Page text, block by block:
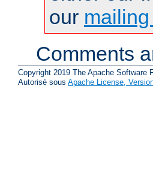
our
Comments
Copyright 2019 The Apache Software
Autorisé sous Apache License,